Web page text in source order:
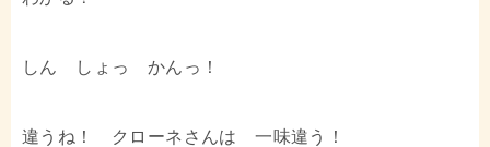
しん しょっ かんっ！
違うね！ クローネさんは 一味違う！